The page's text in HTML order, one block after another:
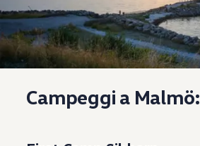
Campeggi a Malmö: